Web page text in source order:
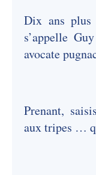
Dix ans
s’appelle
avocate
Prenant,
aux tripes …